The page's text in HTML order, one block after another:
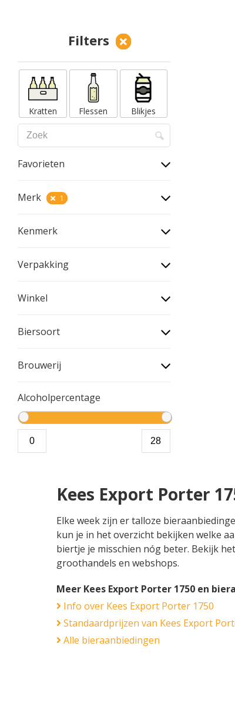
Filters
Kratten Flessen Blikjes
Favorieten
Merk 1
Kenmerk
Verpakking
Winkel
Biersoort
Brouwerij
Alcoholpercentage
Kees Export Porter
Elke week zijn er talloze
kun je in het overzicht bekijken welke
biertje je misschien nóg beter. Bekijk
groothandels en webshops.
Meer Kees Export Porter 1750 en
Info over Kees Export Porter 1750
Standaardprijzen van Kees Export
Alle bieraanbiedingen